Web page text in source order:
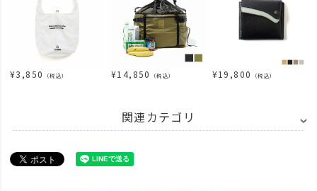
¥3,850 （税込） ¥14,850 （税込） ¥19,800 （税込）
関連カテゴリ
ITEM バッグ トートバッグ